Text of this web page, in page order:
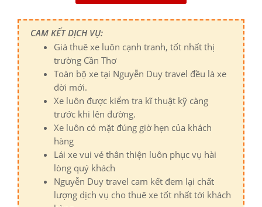
CAM KẾT DỊCH VỤ:
Giá thuê xe luôn cạnh tranh, tốt nhất thị
trường Cần Thơ
Toàn bộ xe tại Nguyễn Duy travel đều là xe
đời mới.
Xe luôn được kiểm tra kĩ thuật kỹ càng
trước khi lên đường.
Xe luôn có mặt đúng giờ hẹn của khách
hàng
Lái xe vui vẻ thân thiện luôn phục vụ hài
lòng quý khách
Nguyễn Duy travel cam kết đem lại chất
lượng dịch vụ cho thuê xe tốt nhất tới khách